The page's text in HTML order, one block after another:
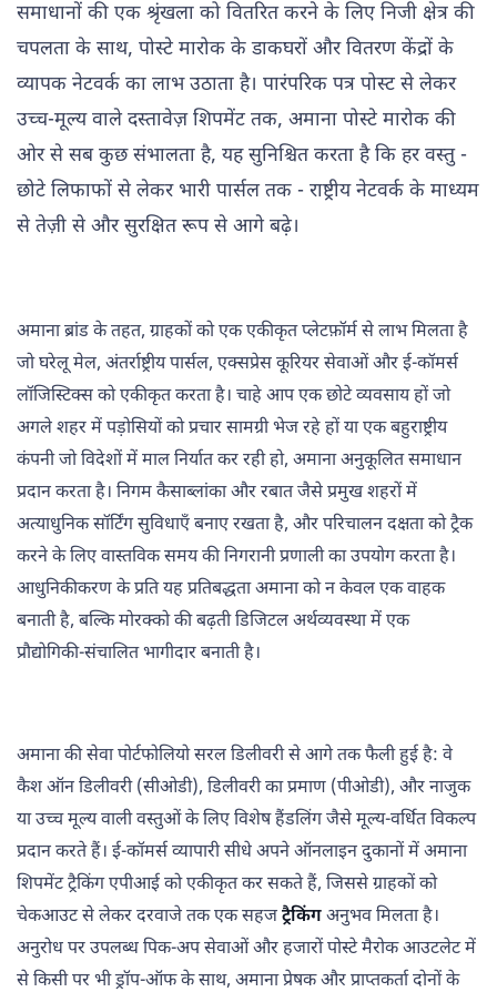
समाधानों की एक श्रृंखला को वितरित करने के लिए निजी क्षेत्र की
चपलता के साथ, पोस्टे मारोक के डाकघरों और वितरण केंद्रों के
व्यापक नेटवर्क का लाभ उठाता है। पारंपरिक पत्र पोस्ट से लेकर
उच्च-मूल्य वाले दस्तावेज़ शिपमेंट तक, अमाना पोस्टे मारोक की
ओर से सब कुछ संभालता है, यह सुनिश्चित करता है कि हर वस्तु -
छोटे लिफाफों से लेकर भारी पार्सल तक - राष्ट्रीय नेटवर्क के माध्यम
से तेज़ी से और सुरक्षित रूप से आगे बढ़े।
अमाना ब्रांड के तहत, ग्राहकों को एक एकीकृत प्लेटफ़ॉर्म से लाभ मिलता है
जो घरेलू मेल, अंतर्राष्ट्रीय पार्सल, एक्सप्रेस कूरियर सेवाओं और ई-कॉमर्स
लॉजिस्टिक्स को एकीकृत करता है। चाहे आप एक छोटे व्यवसाय हों जो
अगले शहर में पड़ोसियों को प्रचार सामग्री भेज रहे हों या एक बहुराष्ट्रीय
कंपनी जो विदेशों में माल निर्यात कर रही हो, अमाना अनुकूलित समाधान
प्रदान करता है। निगम कैसाब्लांका और रबात जैसे प्रमुख शहरों में
अत्याधुनिक सॉर्टिंग सुविधाएँ बनाए रखता है, और परिचालन दक्षता को ट्रैक
करने के लिए वास्तविक समय की निगरानी प्रणाली का उपयोग करता है।
आधुनिकीकरण के प्रति यह प्रतिबद्धता अमाना को न केवल एक वाहक
बनाती है, बल्कि मोरक्को की बढ़ती डिजिटल अर्थव्यवस्था में एक
प्रौद्योगिकी-संचालित भागीदार बनाती है।
अमाना की सेवा पोर्टफोलियो सरल डिलीवरी से आगे तक फैली हुई है: वे
कैश ऑन डिलीवरी (सीओडी), डिलीवरी का प्रमाण (पीओडी), और नाजुक
या उच्च मूल्य वाली वस्तुओं के लिए विशेष हैंडलिंग जैसे मूल्य-वर्धित विकल्प
प्रदान करते हैं। ई-कॉमर्स व्यापारी सीधे अपने ऑनलाइन दुकानों में अमाना
शिपमेंट ट्रैकिंग एपीआई को एकीकृत कर सकते हैं, जिससे ग्राहकों को
चेकआउट से लेकर दरवाजे तक एक सहजट्रैकिंगअनुभव मिलता है।
अनुरोध पर उपलब्ध पिक-अप सेवाओं और हजारों पोस्टे मैरोक आउटलेट में
से किसी पर भी ड्रॉप-ऑफ के साथ, अमाना प्रेषक और प्राप्तकर्ता दोनों के